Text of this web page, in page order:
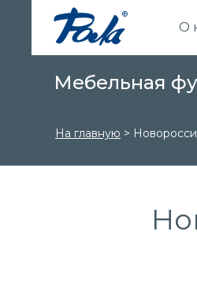
О
Мебельная
На главную >